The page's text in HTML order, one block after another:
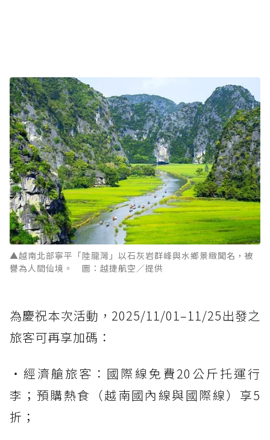
▲越南北部寧平「陸龍灣」以石灰岩群峰與水鄉景緻聞名，被
譽為人間仙境。 圖：越捷航空／提供
為慶祝本次活動，2025/11/01–11/25出發之
旅客可再享加碼：
・經濟艙旅客：國際線免費20公斤托運行
李；預購熱食（越南國內線與國際線）享5
折；